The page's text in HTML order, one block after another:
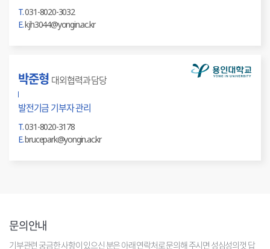
T.031-8020-3032
E.kjh3044@yongin.ac.kr
박준형 대외협력과 담당
발전기금 기부자 관리
T.031-8020-3178
E.brucepark@yongin.ac.kr
문의안내
기부관련 궁금한 사항이 있으신 분은아래 연락처로 문의해 주시면 성심성의껏 답